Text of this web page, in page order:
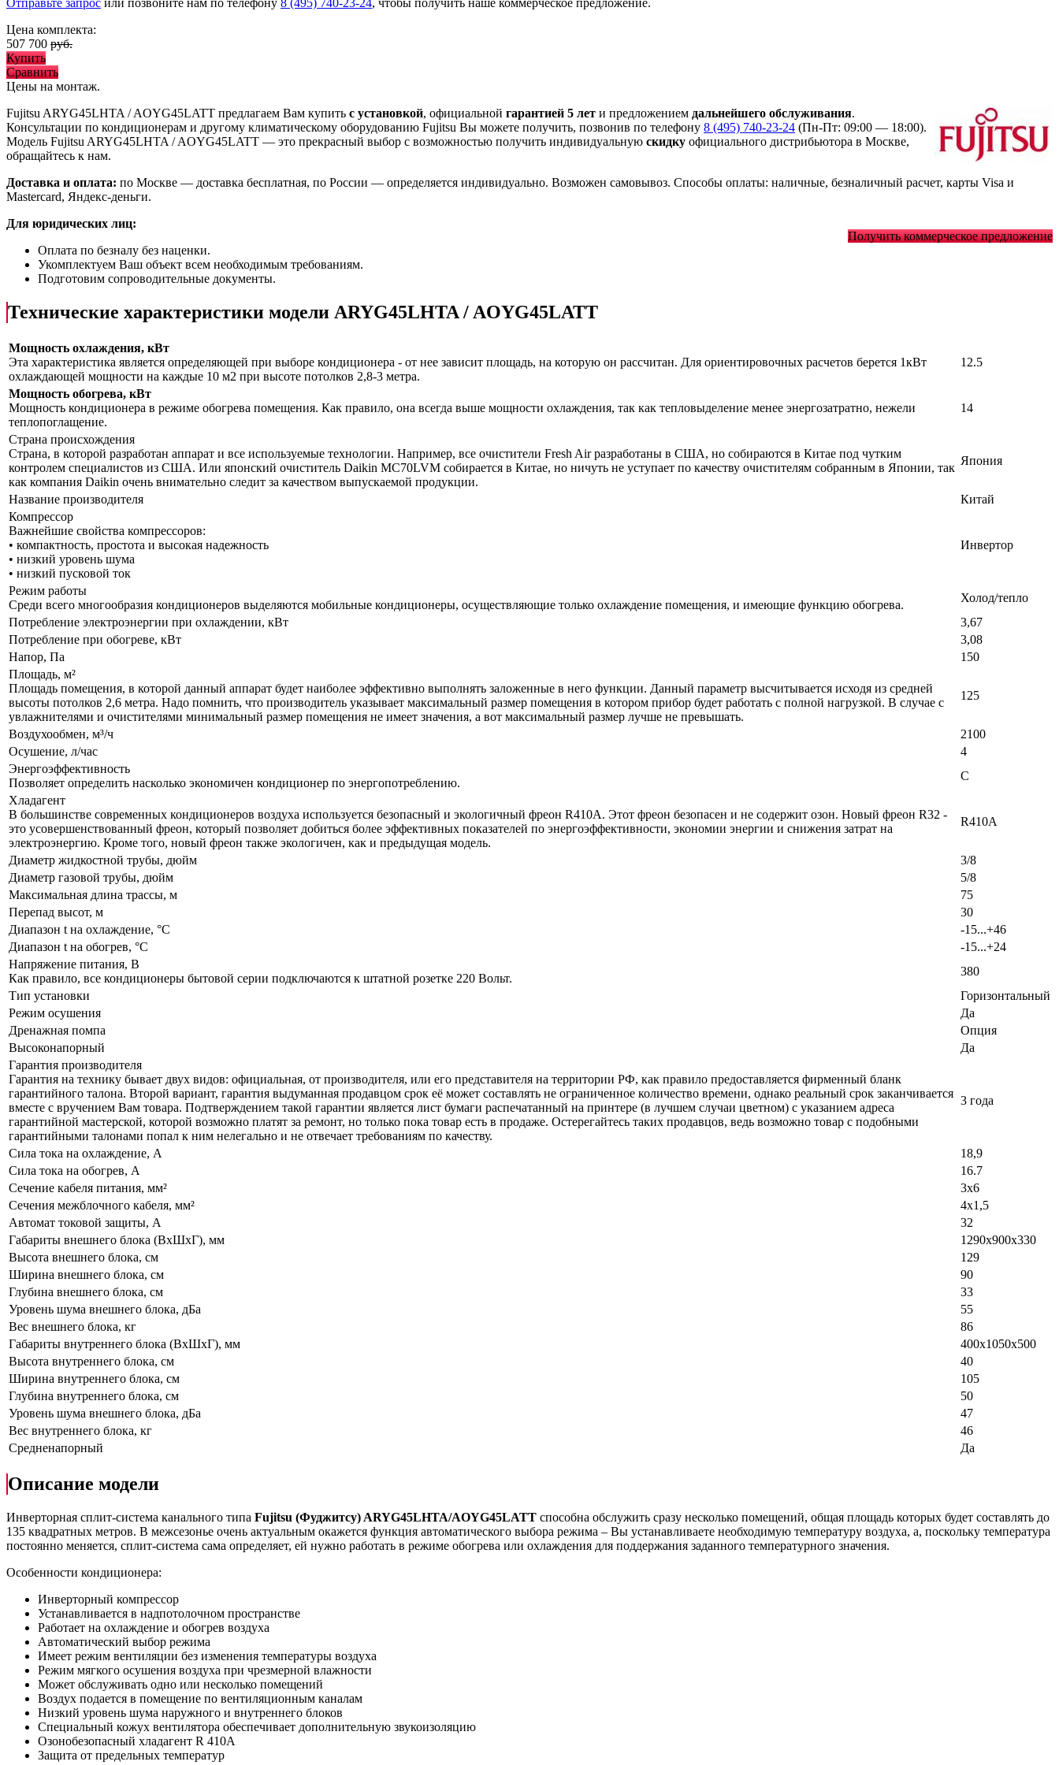
Отправьте запрос или позвоните нам по телефону 8 (495) 740-23-24, чтобы получить наше коммерческое предложение.
Цена комплекта:
507 700 руб.
Купить
Сравнить
Цены на монтаж.
Fujitsu ARYG45LHTA / AOYG45LATT предлагаем Вам купить с установкой, официальной гарантией 5 лет и предложением дальнейшего обслуживания.
Консультации по кондиционерам и другому климатическому оборудованию Fujitsu Вы можете получить, позвонив по телефону 8 (495) 740-23-24 (Пн-Пт: 09:00 — 18:00).
Модель Fujitsu ARYG45LHTA / AOYG45LATT — это прекрасный выбор с возможностью получить индивидуальную скидку официального дистрибьютора в Москве,
обращайтесь к нам.
Доставка и оплата: по Москве — доставка бесплатная, по России — определяется индивидуально. Возможен самовывоз. Способы оплаты: наличные, безналичный расчет, карты Visa и
Mastercard, Яндекс-деньги.
Получить коммерческое предложение
Для юридических лиц:
Оплата по безналу без наценки.
Укомплектуем Ваш объект всем необходимым требованиям.
Подготовим сопроводительные документы.
Технические характеристики модели ARYG45LHTA / AOYG45LATT
Мощность охлаждения, кВт
Эта характеристика является определяющей при выборе кондиционера - от нее зависит площадь, на которую он рассчитан. Для ориентировочных расчетов берется 1кВт
охлаждающей мощности на каждые 10 м2 при высоте потолков 2,8-3 метра.
12.5
Мощность обогрева, кВт
Мощность кондиционера в режиме обогрева помещения. Как правило, она всегда выше мощности охлаждения, так как тепловыделение менее энергозатратно, нежели
теплопоглащение.
14
Страна происхождения
Страна, в которой разработан аппарат и все используемые технологии. Например, все очистители Fresh Air разработаны в США, но собираются в Китае под чутким
контролем специалистов из США. Или японский очиститель Daikin MC70LVM собирается в Китае, но ничуть не уступает по качеству очистителям собранным в Японии, так
как компания Daikin очень внимательно следит за качеством выпускаемой продукции.
Япония
Название производителя
Китай
Компрессор
Важнейшие свойства компрессоров:
• компактность, простота и высокая надежность
• низкий уровень шума
• низкий пусковой ток
Инвертор
Режим работы
Среди всего многообразия кондиционеров выделяются мобильные кондиционеры, осуществляющие только охлаждение помещения, и имеющие функцию обогрева.
Холод/тепло
Потребление электроэнергии при охлаждении, кВт
3,67
Потребление при обогреве, кВт
3,08
Напор, Па
150
Площадь, м²
Площадь помещения, в которой данный аппарат будет наиболее эффективно выполнять заложенные в него функции. Данный параметр высчитывается исходя из средней
высоты потолков 2,6 метра. Надо помнить, что производитель указывает максимальный размер помещения в котором прибор будет работать с полной нагрузкой. В случае с
увлажнителями и очистителями минимальный размер помещения не имеет значения, а вот максимальный размер лучше не превышать.
125
Воздухообмен, м³/ч
2100
Осушение, л/час
4
Энергоэффективность
Позволяет определить насколько экономичен кондиционер по энергопотреблению.
C
Хладагент
В большинстве современных кондиционеров воздуха используется безопасный и экологичный фреон R410A. Этот фреон безопасен и не содержит озон. Новый фреон R32 -
это усовершенствованный фреон, который позволяет добиться более эффективных показателей по энергоэффективности, экономии энергии и снижения затрат на
электроэнергию. Кроме того, новый фреон также экологичен, как и предыдущая модель.
R410A
Диаметр жидкостной трубы, дюйм
3/8
Диаметр газовой трубы, дюйм
5/8
Максимальная длина трассы, м
75
Перепад высот, м
30
Диапазон t на охлаждение, °С
-15...+46
Диапазон t на обогрев, °С
-15...+24
Напряжение питания, В
Как правило, все кондиционеры бытовой серии подключаются к штатной розетке 220 Вольт.
380
Тип установки
Горизонтальный
Режим осушения
Да
Дренажная помпа
Опция
Высоконапорный
Да
Гарантия производителя
Гарантия на технику бывает двух видов: официальная, от производителя, или его представителя на территории РФ, как правило предоставляется фирменный бланк
гарантийного талона. Второй вариант, гарантия выдуманная продавцом срок её может составлять не ограниченное количество времени, однако реальный срок заканчивается
вместе с вручением Вам товара. Подтверждением такой гарантии является лист бумаги распечатанный на принтере (в лучшем случаи цветном) с указанием адреса
гарантийной мастерской, которой возможно платят за ремонт, но только пока товар есть в продаже. Остерегайтесь таких продавцов, ведь возможно товар с подобными
гарантийными талонами попал к ним нелегально и не отвечает требованиям по качеству.
3 года
Сила тока на охлаждение, А
18,9
Сила тока на обогрев, А
16.7
Сечение кабеля питания, мм²
3x6
Сечения межблочного кабеля, мм²
4x1,5
Автомат токовой защиты, A
32
Габариты внешнего блока (ВхШхГ), мм
1290x900x330
Высота внешнего блока, см
129
Ширина внешнего блока, см
90
Глубина внешнего блока, см
33
Уровень шума внешнего блока, дБа
55
Вес внешнего блока, кг
86
Габариты внутреннего блока (ВхШхГ), мм
400x1050x500
Высота внутреннего блока, см
40
Ширина внутреннего блока, см
105
Глубина внутреннего блока, см
50
Уровень шума внешнего блока, дБа
47
Вес внутреннего блока, кг
46
Средненапорный
Да
Описание модели
Инверторная сплит-система канального типа Fujitsu (Фуджитсу) ARYG45LHTA/AOYG45LATT способна обслужить сразу несколько помещений, общая площадь которых будет составлять до
135 квадратных метров. В межсезонье очень актуальным окажется функция автоматического выбора режима – Вы устанавливаете необходимую температуру воздуха, а, поскольку температура
постоянно меняется, сплит-система сама определяет, ей нужно работать в режиме обогрева или охлаждения для поддержания заданного температурного значения.
Особенности кондиционера:
Инверторный компрессор
Устанавливается в надпотолочном пространстве
Работает на охлаждение и обогрев воздуха
Автоматический выбор режима
Имеет режим вентиляции без изменения температуры воздуха
Режим мягкого осушения воздуха при чрезмерной влажности
Может обслуживать одно или несколько помещений
Воздух подается в помещение по вентиляционным каналам
Низкий уровень шума наружного и внутреннего блоков
Специальный кожух вентилятора обеспечивает дополнительную звукоизоляцию
Озонобезопасный хладагент R 410A
Защита от предельных температур